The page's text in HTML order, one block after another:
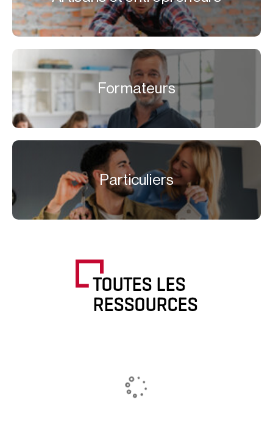
Formateurs
Particuliers
TOUTES LES
RESSOURCES